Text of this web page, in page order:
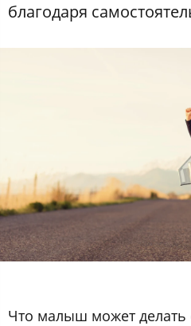
благодаря
Что малыш может делать